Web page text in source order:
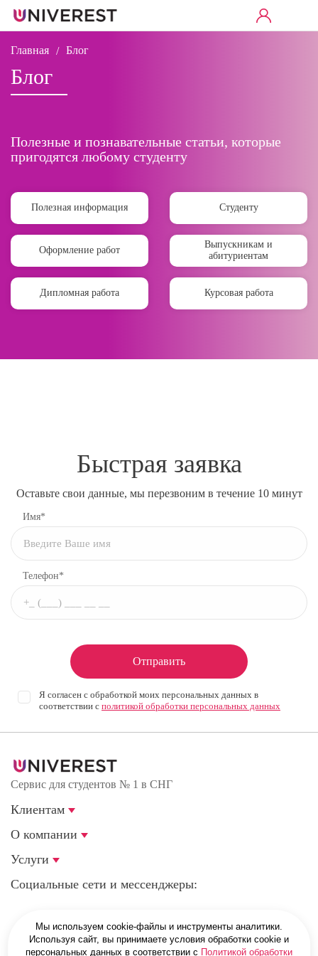
Главная / Блог
Блог
Полезные и познавательные статьи, которые
пригодятся любому студенту
Полезная информация Студенту
Оформление работ
Выпускникам и
абитуриентам
Дипломная работа Курсовая работа
Быстрая заявка
Оставьте свои данные, мы перезвоним в течение 10 минут
Имя*
Телефон*
Отправить
Я согласен с обработкой моих персональных данных в
соответствии с политикой обработки персональных данных
Сервис для студентов № 1 в СНГ
Клиентам
О компании
Услуги
Социальные сети и мессенджеры:
г. Санкт-Петербург, Магнитогорская улица, 51Е
Мы используем cookie-файлы и инструменты аналитики.
Используя сайт, вы принимаете условия обработки cookie и
персональных данных в соответствии с Политикой обработки